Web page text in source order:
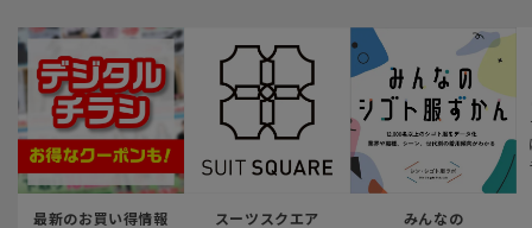
最新のお買い得情報
スーツスクエア
みんなの